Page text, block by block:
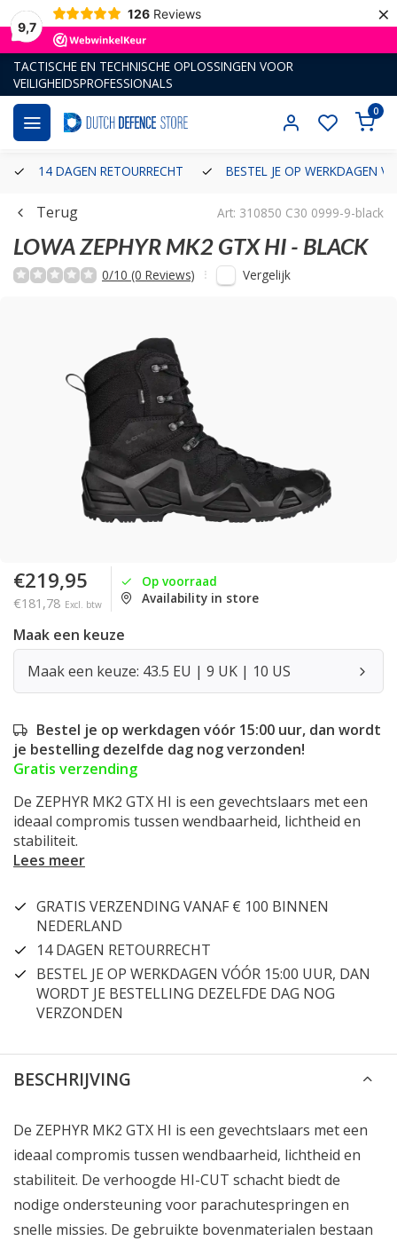
9,7
126 Reviews ×
TACTISCHE EN TECHNISCHE OPLOSSINGEN VOOR
VEILIGHEIDSPROFESSIONALS
0
14 DAGEN RETOURRECHT BESTEL JE OP WERKDAGEN
Terug Art: 310850 C30 0999-9-black
LOWAZEPHYR MK2 GTX HI - BLACK
0/10 (0 Reviews) Vergelijk
€219,95
€181,78 Excl. btw
Op voorraad
Availability in store
Maak een keuze
Maak een keuze: 43.5 EU | 9 UK | 10 US
Bestel je op werkdagen vóór 15:00 uur, dan wordt
je bestelling dezelfde dag nog verzonden!
Gratis verzending
De ZEPHYR MK2 GTX HI is een gevechtslaars met een
ideaal compromis tussen wendbaarheid, lichtheid en
stabiliteit.
Lees meer
GRATIS VERZENDING VANAF € 100 BINNEN
NEDERLAND
14 DAGEN RETOURRECHT
BESTEL JE OP WERKDAGEN VÓÓR 15:00 UUR, DAN
WORDT JE BESTELLING DEZELFDE DAG NOG
VERZONDEN
BESCHRIJVING
De ZEPHYR MK2 GTX HI is een gevechtslaars met een
ideaal compromis tussen wendbaarheid, lichtheid en
stabiliteit. De verhoogde HI-CUT schacht biedt de
nodige ondersteuning voor parachutespringen en
snelle missies. De gebruikte bovenmaterialen bestaan